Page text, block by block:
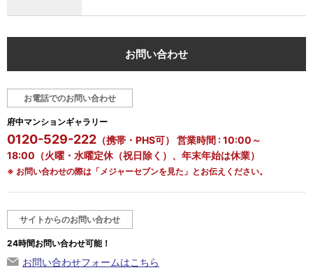
お問い合わせ
お電話でのお問い合わせ
府中マンションギャラリー
0120-529-222 （携帯・PHS可） 営業時間 : 10:00～
18:00（火曜・水曜定休（祝日除く）、年末年始は休業）
※ お問い合わせの際は「メジャーセブンを見た」とお伝えください。
サイトからのお問い合わせ
24時間お問い合わせ可能！
お問い合わせフォームはこちら